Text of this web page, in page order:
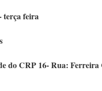
terça feira
do CRP 16- Rua: